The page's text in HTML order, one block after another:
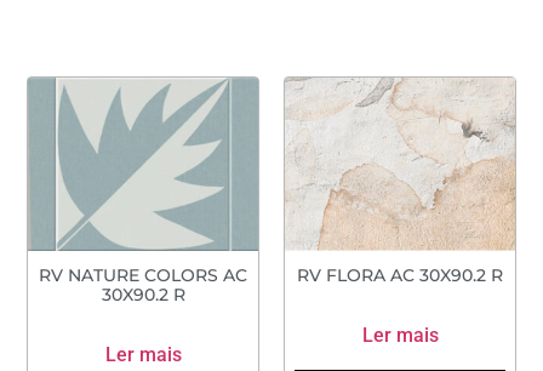
RV NATURE COLORS AC
30X90.2 R
Ler mais
RV FLORA AC 30X90.2 R
Ler mais